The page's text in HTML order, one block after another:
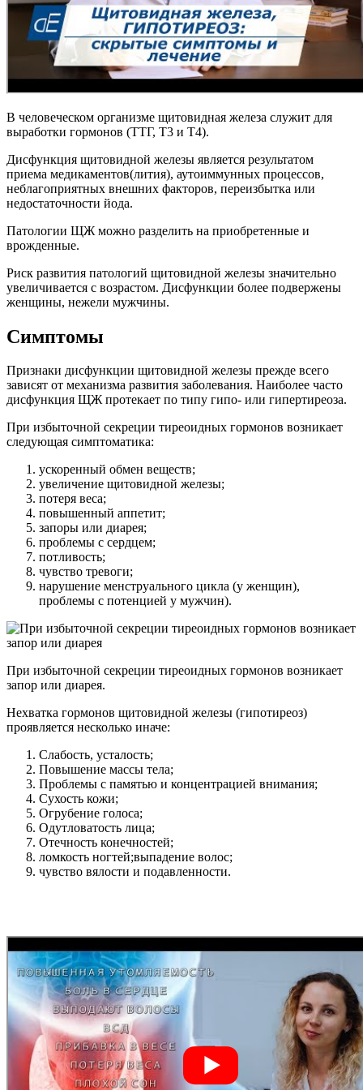
В человеческом организме щитовидная железа служит для
выработки гормонов (ТТГ, Т3 и Т4).
Дисфункция щитовидной железы является результатом
приема медикаментов(лития), аутоиммунных процессов,
неблагоприятных внешних факторов, переизбытка или
недостаточности йода.
Патологии ЩЖ можно разделить на приобретенные и
врожденные.
Риск развития патологий щитовидной железы значительно
увеличивается с возрастом. Дисфункции более подвержены
женщины, нежели мужчины.
Симптомы
Признаки дисфункции щитовидной железы прежде всего
зависят от механизма развития заболевания. Наиболее часто
дисфункция ЩЖ протекает по типу гипо- или гипертиреоза.
При избыточной секреции тиреоидных гормонов возникает
следующая симптоматика:
ускоренный обмен веществ;
увеличение щитовидной железы;
потеря веса;
повышенный аппетит;
запоры или диарея;
проблемы с сердцем;
потливость;
чувство тревоги;
нарушение менструального цикла (у женщин),
проблемы с потенцией у мужчин).
При избыточной секреции тиреоидных гормонов возникает
запор или диарея.
Нехватка гормонов щитовидной железы (гипотиреоз)
проявляется несколько иначе:
Слабость, усталость;
Повышение массы тела;
Проблемы с памятью и концентрацией внимания;
Сухость кожи;
Огрубение голоса;
Одутловатость лица;
Отечность конечностей;
ломкость ногтей;выпадение волос;
чувство вялости и подавленности.